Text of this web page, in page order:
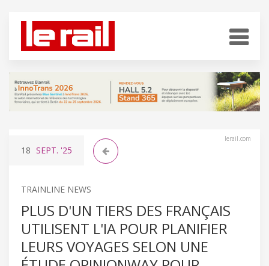
lerail.com
18 SEPT. '25
TRAINLINE NEWS
PLUS D'UN TIERS DES FRANÇAIS
UTILISENT L'IA POUR PLANIFIER
LEURS VOYAGES SELON UNE